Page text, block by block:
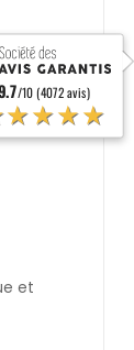
pas
et
/10 (4072 avis)